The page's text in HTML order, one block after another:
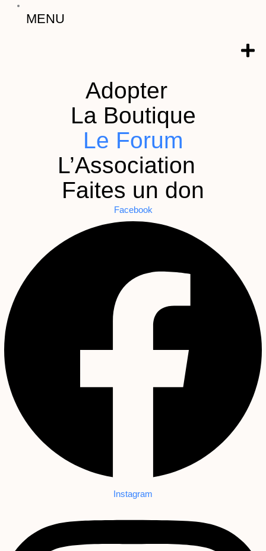
MENU
Adopter
La Boutique
Le Forum
L’Association
Faites un don
Facebook
Instagram